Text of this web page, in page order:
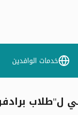
خدمات الوافدين
ل"طلاب